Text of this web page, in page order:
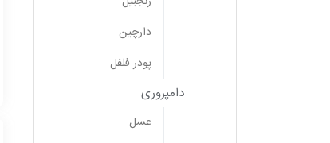
دارچین
پودر فلفل
دامپروری
عسل